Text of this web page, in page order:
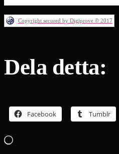
Copyright secured by Digiprove © 2017
Dela detta:
Facebook Tumblr
Laddar